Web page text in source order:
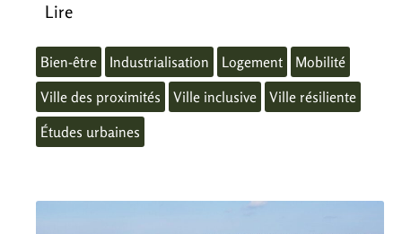
Lire
Bien-être Industrialisation Logement
Mobilité
Ville des proximités
Ville inclusive
Ville résiliente
Études urbaines